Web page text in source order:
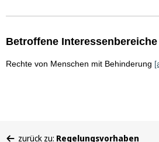
Betroffene Interessenbereiche
Rechte von Menschen mit Behinderung
zurück zu: Regelungsvorhaben